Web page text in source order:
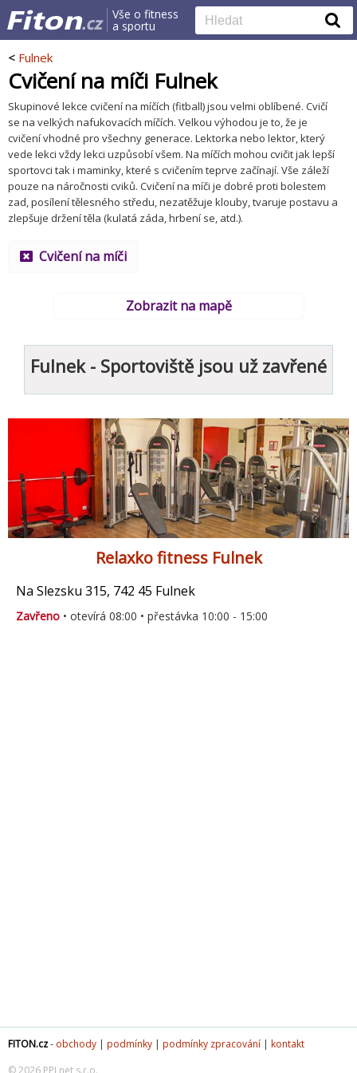
Vše o fitness
a sportu
< Fulnek
Cvičení na míči Fulnek
Skupinové lekce cvičení na míčích (fitball) jsou velmi oblíbené. Cvičí
se na velkých nafukovacích míčích. Velkou výhodou je to, že je
cvičení vhodné pro všechny generace. Lektorka nebo lektor, který
vede lekci vždy lekci uzpůsobí všem. Na míčích mohou cvičit jak lepší
sportovci tak i maminky, které s cvičením teprve začínají. Vše záleží
pouze na náročnosti cviků. Cvičení na míči je dobré proti bolestem
zad, posílení tělesného středu, nezatěžuje klouby, tvaruje postavu a
zlepšuje držení těla (kulatá záda, hrbení se, atd.).
Cvičení na míči
Zobrazit na mapě
Fulnek - Sportoviště jsou už zavřené
Relaxko fitness Fulnek
Na Slezsku 315, 742 45 Fulnek
Zavřeno • otevírá 08:00 • přestávka 10:00 - 15:00
FITON.cz- obchody | podmínky | podmínky zpracování | kontakt
© 2026 PPJ net s.r.o.